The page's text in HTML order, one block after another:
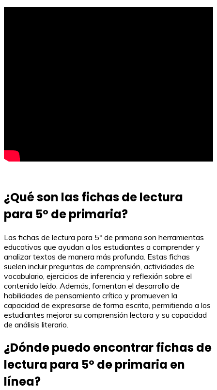
¿Qué son las fichas de lectura
para 5º de primaria?
Las fichas de lectura para 5º de primaria son herramientas
educativas que ayudan a los estudiantes a comprender y
analizar textos de manera más profunda. Estas fichas
suelen incluir preguntas de comprensión, actividades de
vocabulario, ejercicios de inferencia y reflexión sobre el
contenido leído. Además, fomentan el desarrollo de
habilidades de pensamiento crítico y promueven la
capacidad de expresarse de forma escrita, permitiendo a los
estudiantes mejorar su comprensión lectora y su capacidad
de análisis literario.
¿Dónde puedo encontrar fichas de
lectura para 5º de primaria en
línea?